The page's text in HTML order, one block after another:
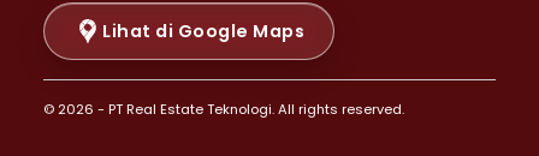
Properti Dijual di Kramat >
Properti Dijual di Pasar Baru >
Properti Dijual di Bendungan Hilir >
Properti Dijual di Jakarta Selatan >
Lihat di Google Maps
© 2026 - PT Real Estate Teknologi. All rights reserved.